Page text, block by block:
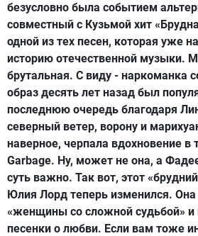
безусловно была событием
совместный с Кузьмой хит
одной из тех песен, которая уже
историю отечественной музыки.
брутальная. С виду - наркоманка
образ десять лет назад был
последнюю очередь благодаря
северный ветер, ворону и
наверное, черпала вдохновение в
Garbage. Ну, может не она, а
суть важно. Так вот, этот
Юлия Лорд теперь изменился.
«женщины со сложной судьбой» и
песенки о любви. Если вам тоже